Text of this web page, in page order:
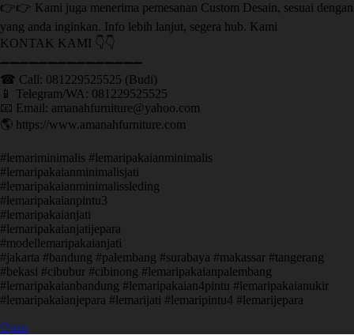
👉👉 Kami juga menerima pemesanan Custom Desain, sesuai dengan
yang anda inginkan. Info lebih lanjut, segera hub. Kami
KONTAK KAMI 👇👇
➖➖➖➖➖➖➖➖➖➖➖➖➖➖➖ ㅤ
☎ Call: 081229525525 (Budi)
📱 Telegram/WA: 081229525525
📧 Email: amanahfurniture@yahoo.com
🌎 https://www.amanahfurniture.com
#lemariminimalis #lemaripakaianminimalis
#lemaripakaianminimalisjati
#lemaripakaianminimalissleding
#lemaripakaianpintu3
#lemaripakaianjati
#lemaripakaianjatijepara
#modellemaripakaianjati
#jakarta #bandung #palembang #surabaya #makassar #tangerang
#bekasi #cibubur #cibinong #lemaripakaianpalembang
#lemaripakaianbandung #lemaripakaian4pintu #lemaripakaianukir
#lemaripakaianjepara #lemarijati #lemaripintu4 #lemarijepara
Open